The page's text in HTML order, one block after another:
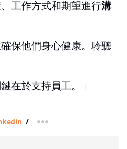
工作方式和期望進行溝
保他們身心健康。聆聽
在於支持員工。」
/ more sharing option